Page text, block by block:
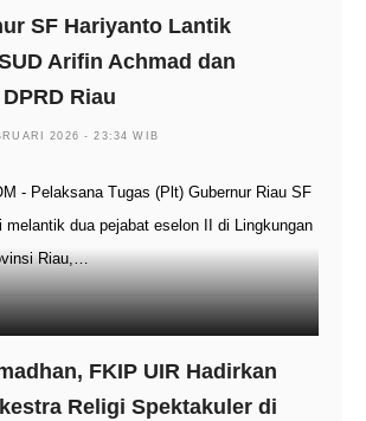
SF Hariyanto Lantik
Arifin Achmad dan
Riau
2026 - 23:34 WIB
- Pelaksana Tugas (Plt) Gubernur Riau SF
melantik dua pejabat eselon II di Lingkungan
Riau,…
FKIP UIR Hadirkan
Religi Spektakuler di